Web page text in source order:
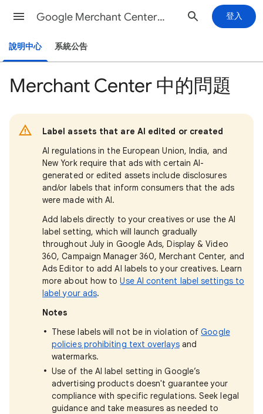
Google Merchant Center說明 登入
說明中心 系統公告
Merchant Center 中的問題
Label assets that are AI edited or created
AI regulations in the European Union, India, and
New York require that ads with certain AI-
generated or edited assets include disclosures
and/or labels that inform consumers that the ads
were made with AI.
Add labels directly to your creatives or use the AI
label setting, which will launch gradually
throughout July in Google Ads, Display & Video
360, Campaign Manager 360, Merchant Center, and
Ads Editor to add AI labels to your creatives. Learn
more about how toUse AI content label settings to
label your ads.
Notes
These labels will not be in violation ofGoogle
policies prohibiting text overlaysand
watermarks.
Use of the AI label setting in Google’s
advertising products doesn't guarantee your
compliance with specific regulations. Seek legal
guidance and take measures as needed to